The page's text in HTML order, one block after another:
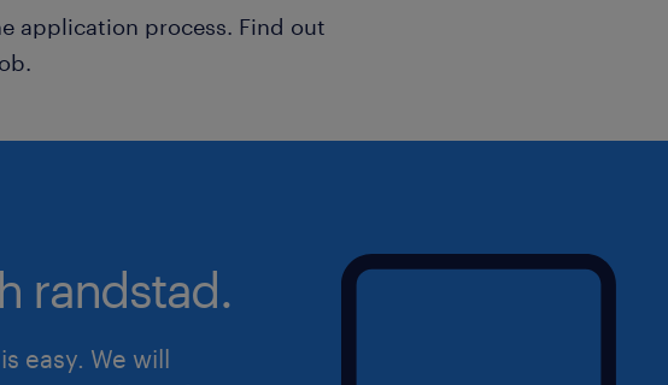
application process. Find out
randstad.
easy. We will